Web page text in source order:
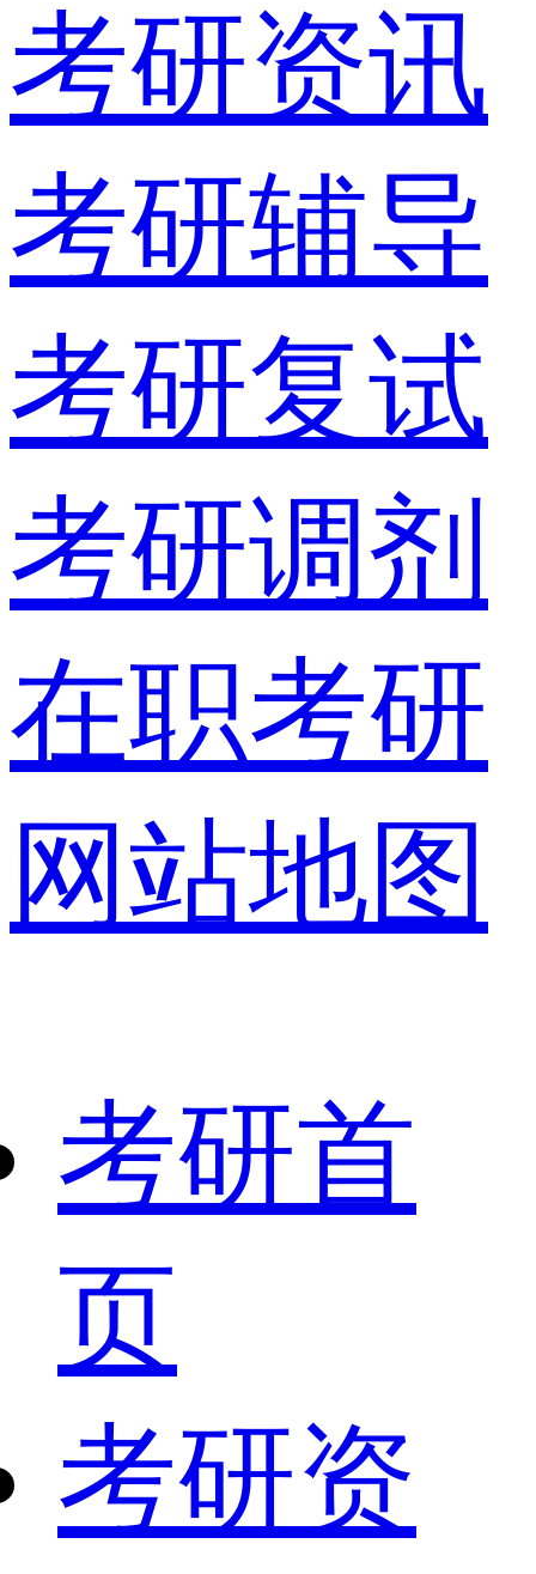
考研资讯
考研辅导
考研复试
考研调剂
在职考研
网站地图
考研首
页
考研资